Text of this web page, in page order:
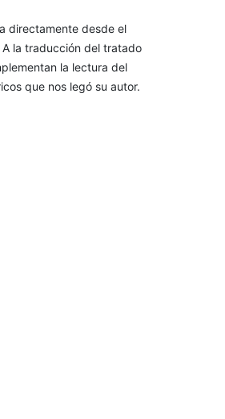
directamente desde el
la traducción del tratado
la lectura del
que nos legó su autor.